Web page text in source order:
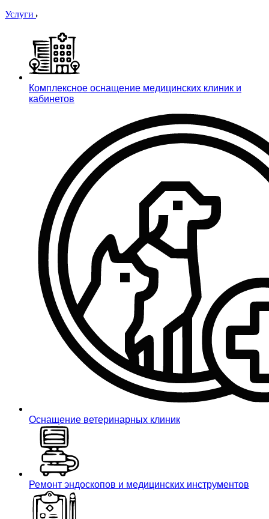
Услуги
Комплексное оснащение медицинских клиник и
кабинетов
Оснащение ветеринарных клиник
Ремонт эндоскопов и медицинских инструментов